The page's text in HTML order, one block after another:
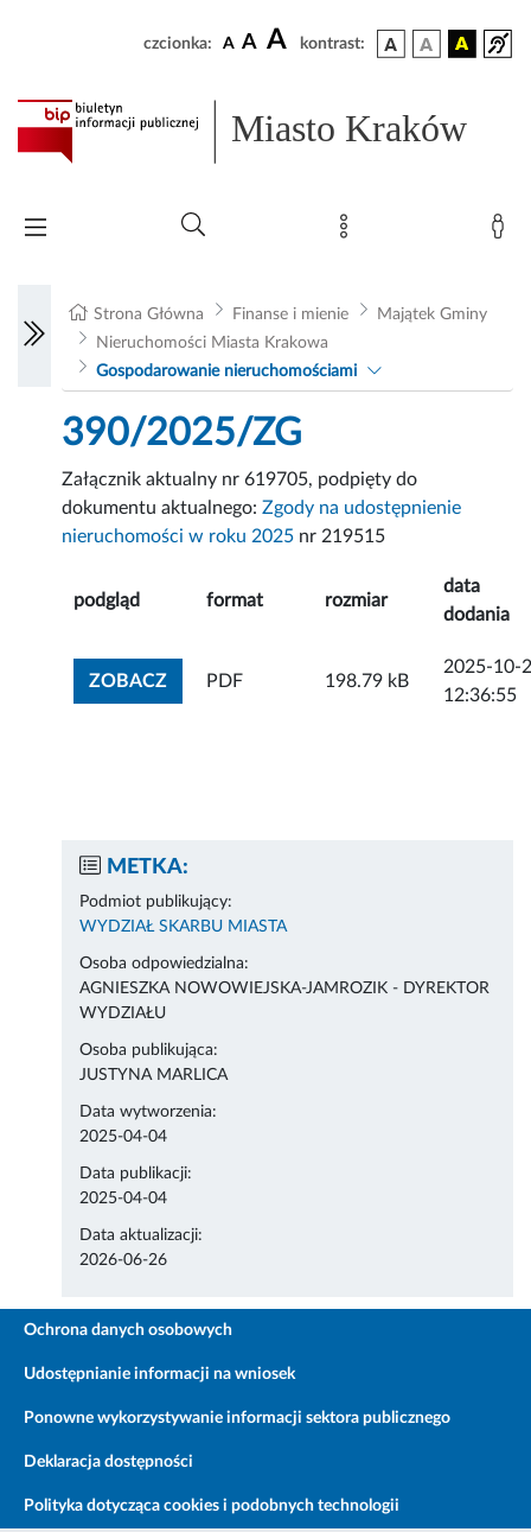
czcionka: A A A kontrast:
Miasto Kraków
Strona Główna Finanse i mienie
Majątek Gminy
Nieruchomości Miasta Krakowa
Gospodarowanie nieruchomościami
390/2025/ZG
Załącznik aktualny nr 619705, podpięty do
dokumentu aktualnego:Zgody na udostępnienie
nieruchomości w roku 2025 nr 219515
podgląd format rozmiar
data
dodania
ZOBACZZOBACZ ZAŁĄCZNIK
PDF 198.79 kB
2025-10-
12:36:55
METKA:
Podmiot publikujący:
WYDZIAŁ SKARBU MIASTA
Osoba odpowiedzialna:
AGNIESZKA NOWOWIEJSKA-JAMROZIK - DYREKTOR
WYDZIAŁU
Osoba publikująca:
JUSTYNA MARLICA
Data wytworzenia:
2025-04-04
Data publikacji:
2025-04-04
Data aktualizacji:
2026-06-26
Ochrona danych osobowych
Udostępnianie informacji na wniosek
Ponowne wykorzystywanie informacji sektora publicznego
Deklaracja dostępności
Polityka dotycząca cookies i podobnych technologii